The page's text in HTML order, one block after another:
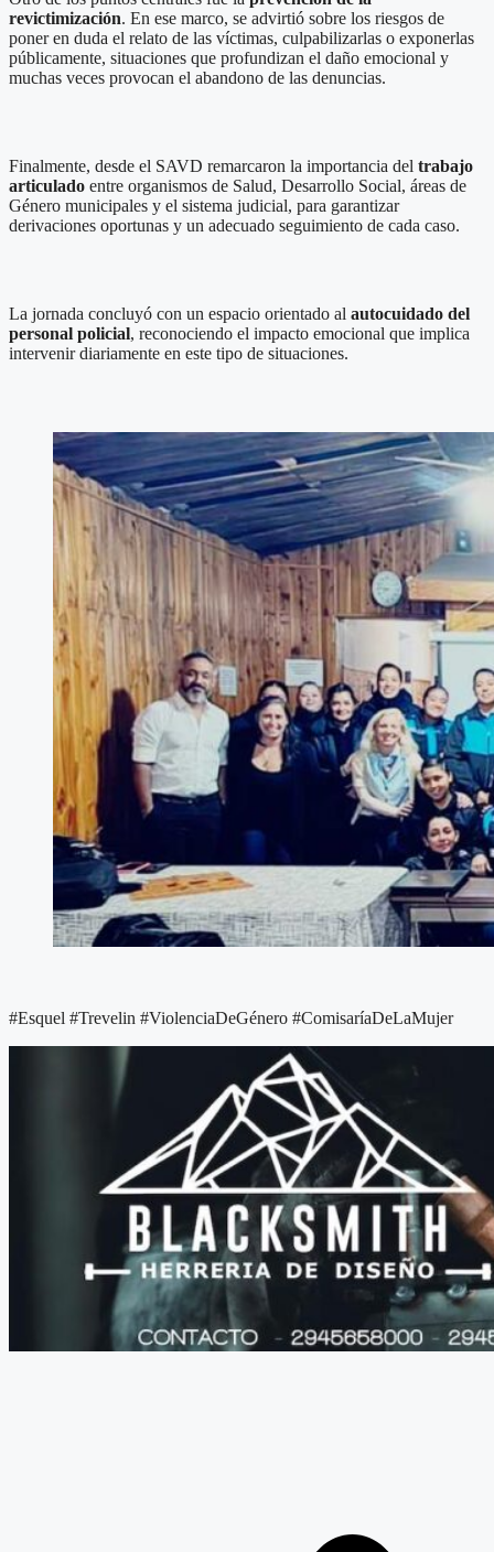
revictimización. En ese marco, se advirtió sobre los riesgos de
poner en duda el relato de las víctimas, culpabilizarlas o exponerlas
públicamente, situaciones que profundizan el daño emocional y
muchas veces provocan el abandono de las denuncias.
Finalmente, desde el SAVD remarcaron la importancia del trabajo
articulado entre organismos de Salud, Desarrollo Social, áreas de
Género municipales y el sistema judicial, para garantizar
derivaciones oportunas y un adecuado seguimiento de cada caso.
La jornada concluyó con un espacio orientado al autocuidado del
personal policial, reconociendo el impacto emocional que implica
intervenir diariamente en este tipo de situaciones.
#Esquel #Trevelin #ViolenciaDeGénero #ComisaríaDeLaMujer